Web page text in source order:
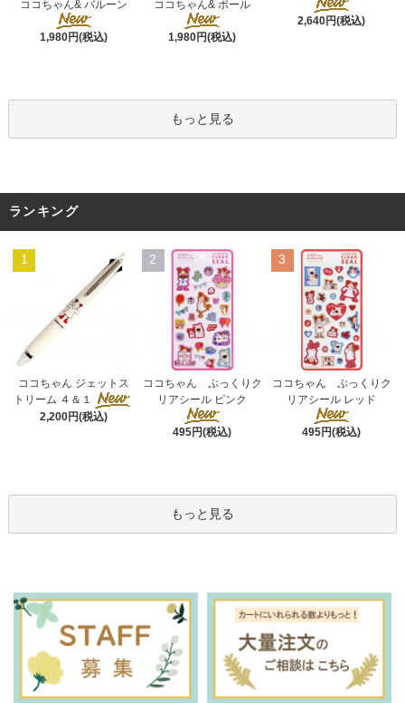
ココちゃん& バルーン
1,980円(税込)
ココちゃん& ポール
1,980円(税込)
2,640円(税込)
もっと見る
ランキング
1
ココちゃん ジェットス
トリーム ４＆１
2,200円(税込)
2
ココちゃん ぷっくりク
リアシール ピンク
495円(税込)
3
ココちゃん ぷっくりク
リアシール レッド
495円(税込)
もっと見る